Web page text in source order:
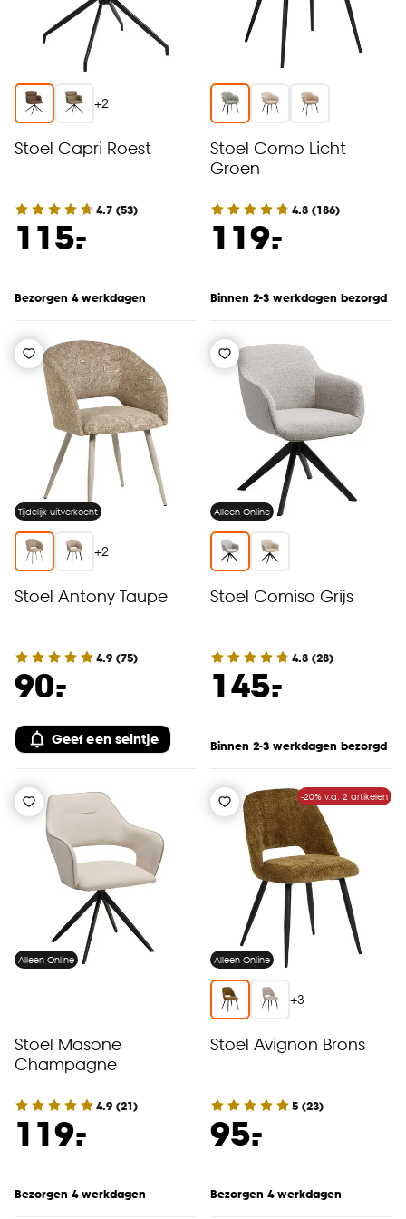
+2
Stoel Capri Roest
4.7 (53)
115.
-
Bezorgen 4 werkdagen
Stoel Como Licht
Groen
4.8 (186)
119.
-
Binnen 2-3 werkdagen bezorgd
Tijdelijk uitverkocht
+2
Stoel Antony Taupe
4.9 (75)
90.
-
Geef een seintje
Alleen Online
Stoel Comiso Grijs
4.8 (28)
145.
-
Binnen 2-3 werkdagen bezorgd
Alleen Online
Stoel Masone
Champagne
4.9 (21)
119.
-
Bezorgen 4 werkdagen
-20% v.a. 2 artikelen
Alleen Online
+3
Stoel Avignon Brons
5 (23)
95.
-
Bezorgen 4 werkdagen